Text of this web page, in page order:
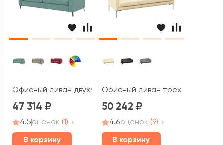
Офисный диван двухместный Браско / Brasco
47 314
4.5оценок (1)
В корзину
Офисный диван трехместный
50 242
4.6оценок (9)
В корзину